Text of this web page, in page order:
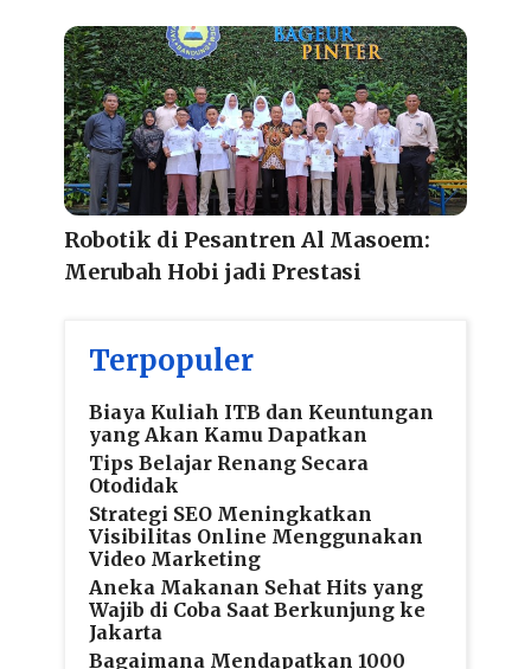
Robotik di Pesantren Al Masoem:
Merubah Hobi jadi Prestasi
Terpopuler
Biaya Kuliah ITB dan Keuntungan
yang Akan Kamu Dapatkan
Tips Belajar Renang Secara
Otodidak
Strategi SEO Meningkatkan
Visibilitas Online Menggunakan
Video Marketing
Aneka Makanan Sehat Hits yang
Wajib di Coba Saat Berkunjung ke
Jakarta
Bagaimana Mendapatkan 1000